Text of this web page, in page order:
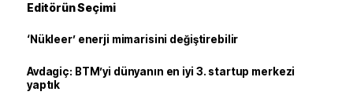
Editörün Seçimi
‘Nükleer’ enerji mimarisini değiştirebilir
Avdagiç: BTM’yi dünyanın en iyi 3. startup merkezi
yaptık